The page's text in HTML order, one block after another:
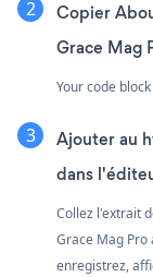
Copier
Grace Mag
Your code
Ajouter au
dans
Collez l'extrait
Grace Mag
enregistrez,